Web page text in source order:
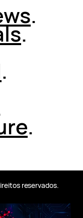
.
.
.
.
reservados.